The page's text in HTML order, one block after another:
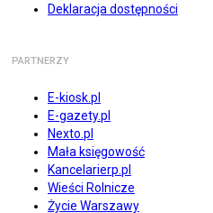
Deklaracja dostępności
PARTNERZY
E-kiosk.pl
E-gazety.pl
Nexto.pl
Mała księgowość
Kancelarierp.pl
Wieści Rolnicze
Życie Warszawy